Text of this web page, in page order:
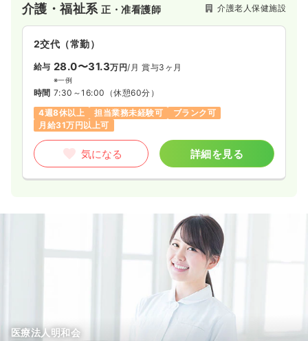
訪問看護正・准看護師 一般＋療養
日勤のみ（常勤）
給与 23.3〜32.0万円/月 賞与2回
※一例
時間 8:30～17:30
オンコールあり
月給32万円以上可
気になる 詳細を見る
オンコールあり
時給1,500円以上可
詳細を見る
オペ室(手術室)
位置しており、紅葉温泉や金剛の滝などの豊かな自然に囲まれ
た介護老人保健施設です。
介護・福祉系正・准看護師 介護老人保健施設
2交代（常勤）
給与 28.0〜31.3万円/月 賞与3ヶ月
※一例
時間 7:30～16:00 （休憩60分）
4週8休以上
担当業務未経験可
ブランク可
月給31万円以上可
気になる 詳細を見る
医療法人明和会